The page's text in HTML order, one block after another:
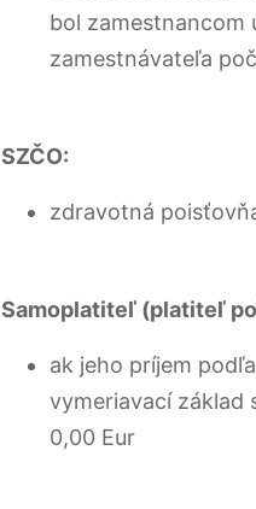
bol zamestnancom
zamestnávateľa
SZČO:
zdravotná
Samoplatiteľ (platiteľ
ak jeho príjem
vymeriavací základ
0,00 Eur